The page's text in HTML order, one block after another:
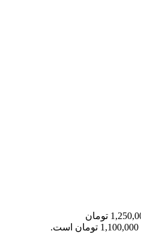
قیمت اصلی 1,250,000 تومان